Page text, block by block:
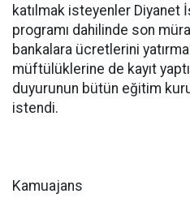
katılmak isteyenler Diyanet
programı dahilinde son
bankalara ücretlerini
müftülüklerine de kayıt
duyurunun bütün eğitim
istendi.
Kamuajans